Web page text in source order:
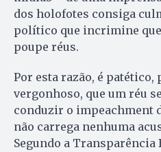
dos holofotes consiga
político que incrimine
poupe réus.
Por esta razão, é patético,
vergonhoso, que um réu
conduzir o impeachment
não carrega nenhuma
Segundo a Transparência